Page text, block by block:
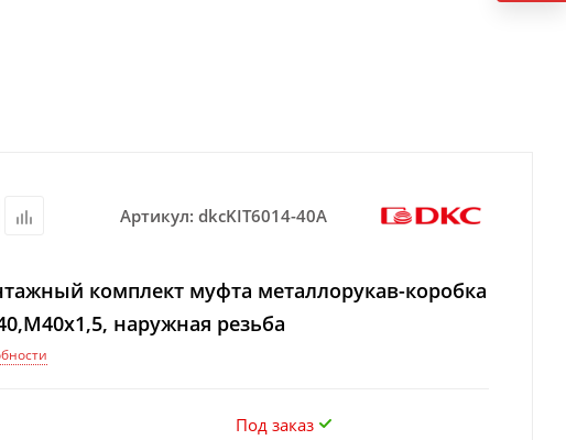
Артикул: dkcKIT6014-40A
комплект муфта металлорукав-коробка
наружная резьба
Под заказ